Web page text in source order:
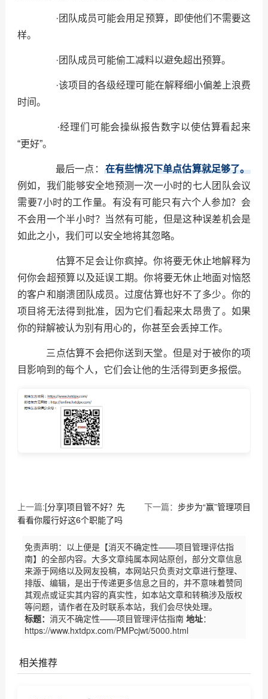
·团队成员可能会用足预算，即使他们不需要这
样。
·团队成员可能偷工减料以避免超出预算。
·该项目的各级经理可能在解释细小偏差上浪费
时间。
·经理们可能会操纵报告数字以使估算看起来
“更好”。
最后一点：
在有些情况下单点估算就足够了。
例如，我们能够安全地预测一次一小时的七人团队会议
需要7小时的工作量。有没有可能只有六个人参加？会
不会用一个半小时？当然有可能，但是这种误差机会是
如此之小，我们可以安全地将其忽略。
估算不足会让你疯掉。你将要无休止地解释为
何你会超预算以及延误工期。你将要无休止地面对恼怒
的客户和崩溃团队成员。过度估算也好不了多少。你的
项目将无法得到批准，因为它们看起来太昂贵了。如果
你的辩解被认为别有用心的，你甚至会丢掉工作。
三点估算不会把你送到天堂。但是对于被你的项
目影响到的每个人，它们会让他的生活得到更多报偿。
上一篇:[分享]项目管不好？先
看看你履行好这6个职能了吗
下一篇：步步为“赢”管理项目
免责声明：以上便是【消灭不确定性——项目管理评估指
南】的全部内容。大多文章纯属本网站原创，部分文章信息
来源于网络以及网友投稿，本网站只负责对文章进行整理、
排版、编辑，是出于传递更多信息之目的，并不意味着赞同
其观点或证实其内容的真实性，如本站文章和转稿涉及版权
等问题，请作者在及时联系本站，我们会尽快处理。
标题： 消灭不确定性——项目管理评估指南 地址：
https://www.hxtdpx.com/PMPcjwt/5000.html
相关推荐